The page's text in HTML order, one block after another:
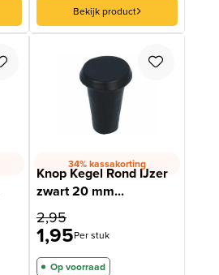
Bekijk product
34% kassakorting
Knop Kegel Rond IJzer
zwart 20 mm...
2,95
1,95Per stuk
Op voorraad